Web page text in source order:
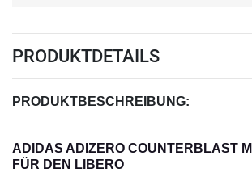
PRODUKTDETAILS
PRODUKTBESCHREIBUNG:
ADIDAS ADIZERO COUNTERBLAST
FÜR DEN LIBERO